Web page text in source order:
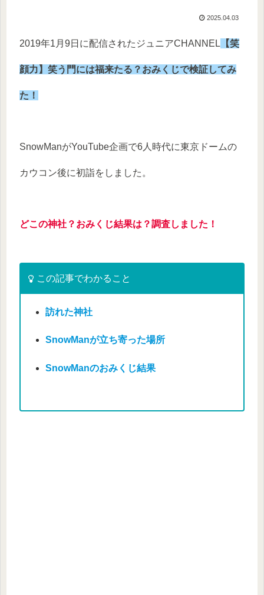
2025.04.03
2019年1月9日に配信されたジュニアCHANNEL 【笑
顔力】笑う門には福来たる？おみくじで検証してみ
た！
SnowManがYouTube企画で6人時代に東京ドームの
カウコン後に初詣をしました。
どこの神社？おみくじ結果は？調査しました！
この記事でわかること
訪れた神社
SnowManが立ち寄った場所
SnowManのおみくじ結果